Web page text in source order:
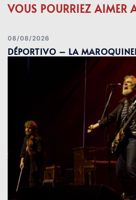
VOUS POURRIEZ AIMER
08/08/2026
DÉPORTIVO – LA